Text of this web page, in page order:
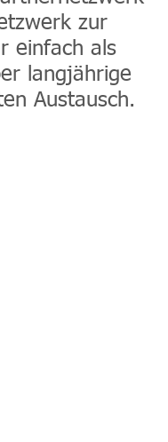
zur
einfach als
langjährige
Austausch.